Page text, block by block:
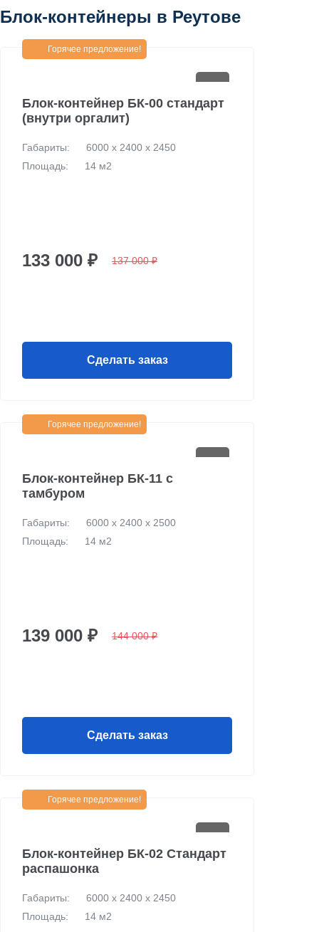
Блок-контейнеры в Реутове
Горячее предложение!
Блок-контейнер БК-00 стандарт
(внутри оргалит)
Габариты:
6000 х 2400 х 2450
Площадь:
14 м2
133 000 ₽ 137 000 ₽
Сделать заказ
Горячее предложение!
Блок-контейнер БК-11 c
тамбуром
Габариты:
6000 х 2400 х 2500
Площадь:
14 м2
139 000 ₽ 144 000 ₽
Сделать заказ
Горячее предложение!
Блок-контейнер БК-02 Стандарт
распашонка
Габариты:
6000 х 2400 х 2450
Площадь:
14 м2